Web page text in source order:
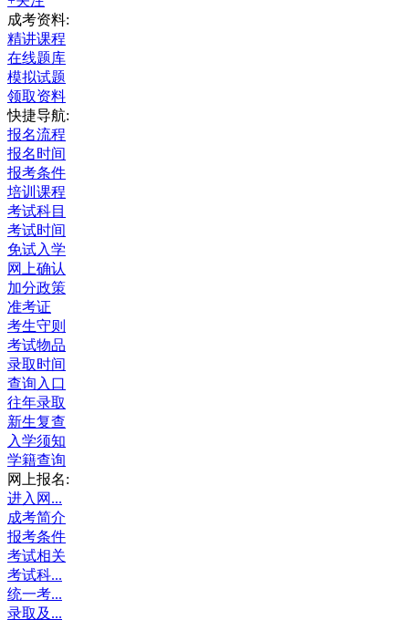
成考资料:
精讲课程
在线题库
模拟试题
领取资料
快捷导航:
报名流程
报名时间
报考条件
培训课程
考试科目
考试时间
免试入学
网上确认
加分政策
准考证
考生守则
考试物品
录取时间
查询入口
往年录取
新生复查
入学须知
学籍查询
网上报名:
进入网...
成考简介
报考条件
考试相关
考试科...
统一考...
录取及...